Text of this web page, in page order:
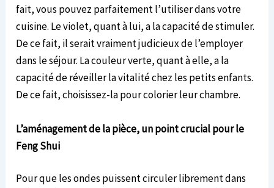
fait, vous pouvez parfaitement l’utiliser dans votre
cuisine. Le violet, quant à lui, a la capacité de stimuler.
De ce fait, il serait vraiment judicieux de l’employer
dans le séjour. La couleur verte, quant à elle, a la
capacité de réveiller la vitalité chez les petits enfants.
De ce fait, choisissez-la pour colorier leur chambre.
L’aménagement de la pièce, un point crucial pour le
Feng Shui
Pour que les ondes puissent circuler librement dans